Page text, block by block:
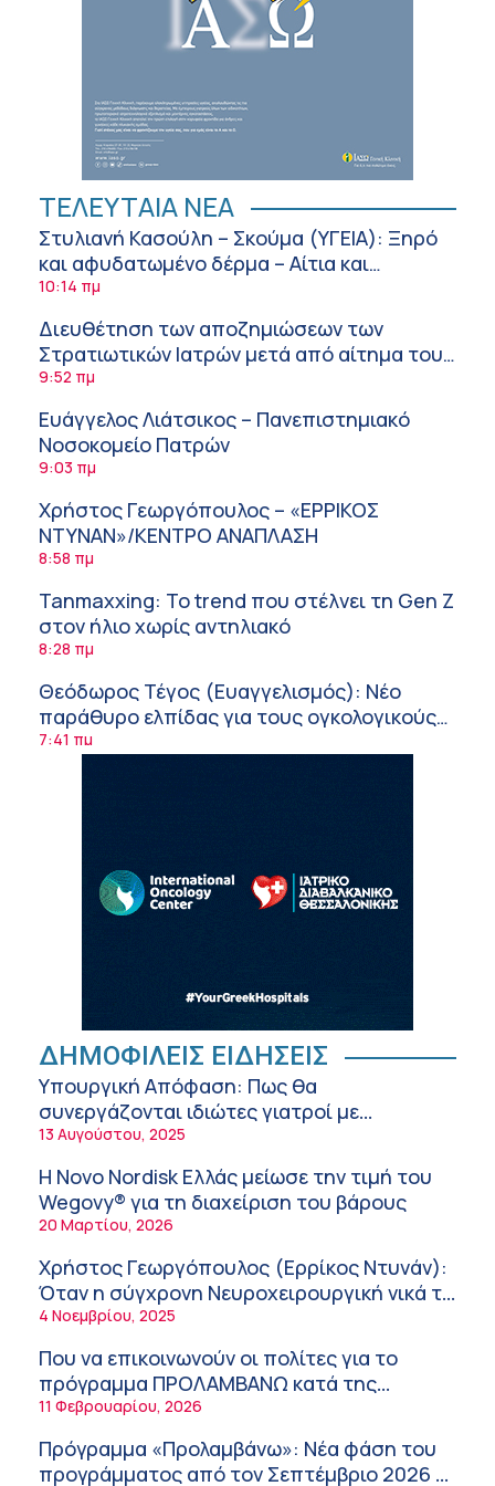
ΤΕΛΕΥΤΑΙΑ ΝΕΑ
Στυλιανή Κασούλη – Σκούμα (ΥΓΕΙΑ): Ξηρό
και αφυδατωμένο δέρμα – Αίτια και
αντιμετώπιση
10:14 πμ
Διευθέτηση των αποζημιώσεων των
Στρατιωτικών Ιατρών μετά από αίτημα του
ΙΣΑ
9:52 πμ
Ευάγγελος Λιάτσικος – Πανεπιστημιακό
Νοσοκομείο Πατρών
9:03 πμ
Χρήστος Γεωργόπουλος – «ΕΡΡΙΚΟΣ
ΝΤΥΝΑΝ»/ΚΕΝΤΡΟ ΑΝΑΠΛΑΣΗ
8:58 πμ
Tanmaxxing: To trend που στέλνει τη Gen Z
στον ήλιο χωρίς αντηλιακό
8:28 πμ
Θεόδωρος Τέγος (Ευαγγελισμός): Νέο
παράθυρο ελπίδας για τους ογκολογικούς
ασθενείς μέσω κλινικών δοκιμών
7:41 πμ
Μαρίνα Ραυτοπούλου (ΙΑΤΡΙΚΟ ΚΕΝΤΡΟ):
Εκπαίδευση στον διαβήτη – Ένας πυλώνας
της σύγχρονης φροντίδας
Hospital): Καρδιοπαθείς και καλοκαίρι –
Διακοπές με ασφάλεια
Ειρήνη Ζίγκιρη (Ερρίκος Ντυνάν): H θερμική
καταπόνηση στους ηλικιωμένους
εργαζόμενους
6:11 πμ
Σύσκεψη στον ΕΟΦ για την ομαλή
λειτουργία της εφοδιαστικής αλυσίδας των
φαρμάκων στη διάρκεια του καλοκαιριού
12:08 μμ
Μιχάλης Τάτσης, Insurance & Healthcare
Analyst, διευθυντής Επιχειρηματικής
Ανάπτυξης Ομίλου HHG
11:54 πμ
Kavita Patel: Ένα στα πέντε καινοτόμα
φάρμακα φτάνει τελικά στην Ελλάδα
9:21 πμ
Υπάρχει τελικά «δίαιτα θυρεοειδούς»; Τι
λέει η επιστήμη για τη διατροφή και τα
συμπληρώματα
7:38 πμ
ΔΗΜΟΦΙΛΕΙΣ ΕΙΔΗΣΕΙΣ
Υπουργική Απόφαση: Πως θα
συνεργάζονται ιδιώτες γιατροί με
νοσοκομεία του δημοσίου συστήματος
13 Αυγούστου, 2025
Η Novo Nordisk Ελλάς μείωσε την τιμή του
Wegovy® για τη διαχείριση του βάρους
20 Μαρτίου, 2026
Χρήστος Γεωργόπουλος (Ερρίκος Ντυνάν):
Όταν η σύγχρονη Νευροχειρουργική νικά το
φόβο!
4 Νοεμβρίου, 2025
Που να επικοινωνούν οι πολίτες για το
πρόγραμμα ΠΡΟΛΑΜΒΑΝΩ κατά της
παχυσαρκίας
11 Φεβρουαρίου, 2026
Πρόγραμμα «Προλαμβάνω»: Νέα φάση του
προγράμματος από τον Σεπτέμβριο 2026 –